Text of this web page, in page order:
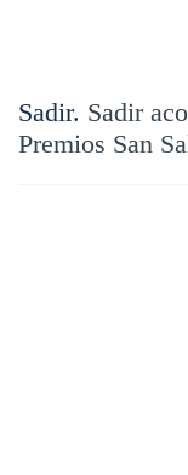
Sadir. Sadir
Premios San